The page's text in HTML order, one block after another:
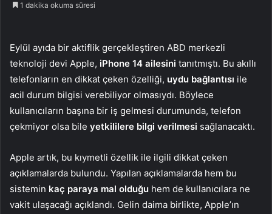
1 dakika okuma süresi
Eylül ayıda bir aktiflik gerçekleştiren ABD merkezli
teknoloji devi Apple, iPhone 14 ailesini tanıtmıştı. Bu akıllı
telefonların en dikkat çeken özelliği, uydu bağlantısı ile
acil durum bilgisi verebiliyor olmasıydı. Böylece
kullanıcıların başına bir iş gelmesi durumunda, telefon
çekmiyor olsa bile yetkililere bilgi verilmesi sağlanacaktı.
Apple artık, bu kıymetli özellik ile ilgili dikkat çeken
açıklamalarda bulundu. Yapılan açıklamalarda hem bu
sistemin kaç paraya mal olduğu hem de kullanıcılara ne
vakit ulaşacağı açıklandı. Gelin daima birlikte, Apple’ın